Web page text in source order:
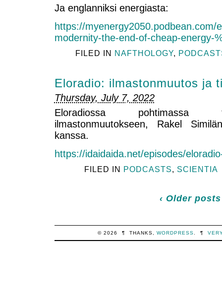
Ja englanniksi energiasta:
https://myenergy2050.podbean.com/
modernity-the-end-of-cheap-energy-
FILED IN NAFTHOLOGY,
Eloradio: ilmastonmuutos ja
Thursday, July 7, 2022
Eloradiossa pohtimassa
ilmastonmuutokseen, Rakel
kanssa.
https://idaidaida.net/episodes/
FILED IN PODCASTS, SCIENTIA
‹ Older posts
© 2026 ¶ THANKS, WORDPRESS ¶